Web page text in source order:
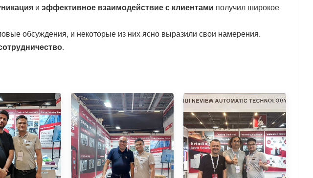
и эффективное взаимодействие с клиентами получил широкое
обсуждения, и некоторые из них ясно выразили свои намерения.
.